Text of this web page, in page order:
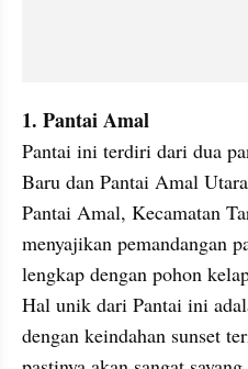
1. Pantai Amal
Pantai ini terdiri dari dua
Baru dan Pantai Amal
Pantai Amal, Kecamatan
menyajikan pemandangan
lengkap dengan pohon
Hal unik dari Pantai ini
dengan keindahan sunset